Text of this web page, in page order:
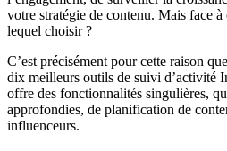
votre stratégie de contenu. Mais face
lequel choisir ?
C’est précisément pour cette raison
dix meilleurs outils de suivi d’activité
offre des fonctionnalités singulières,
approfondies, de planification de
influenceurs.